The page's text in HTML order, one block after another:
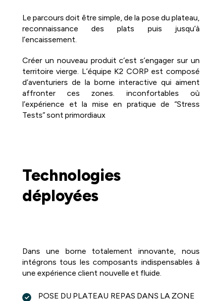
Le parcours doit être simple, de la pose du plateau,
reconnaissance des plats puis jusqu’à
l’encaissement.
Créer un nouveau produit c’est s’engager sur un
territoire vierge. L’équipe K2 CORP est composé
d’aventuriers de la borne interactive qui aiment
affronter ces zones. inconfortables où
l’expérience et la mise en pratique de “Stress
Tests” sont primordiaux
Technologies
déployées
Dans une borne totalement innovante, nous
intégrons tous les composants indispensables à
une expérience client nouvelle et fluide.
POSE DU PLATEAU REPAS DANS LA ZONE